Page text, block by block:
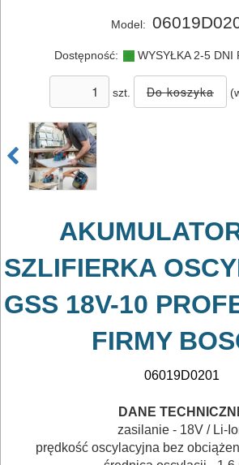
ZESTAWY
NARZĘDZI
akumulatory
ładowarki
WKRĘTARKI
bruzdownice
frezarki
gwoździarki
klucze
udarowe
Model:
Dostępność: WYSYŁKA 2-5 DNI
szt.
SZLIFIERKA
GSS 18V-10
FIRMY
06019D0201
DANE
zasilanie - 18V / Li-
prędkość oscylacyjna bez